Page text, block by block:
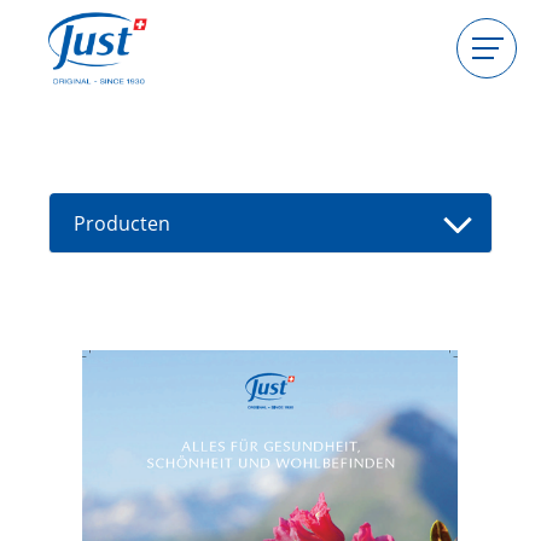
Consulente worden
Gids
Producten
Aanbiedingen
Haarverzorging